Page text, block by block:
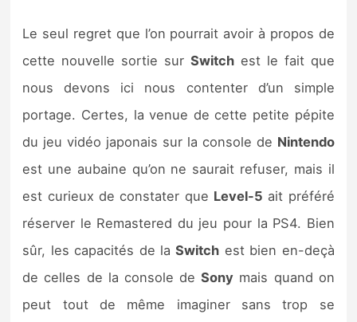
Le seul regret que l’on pourrait avoir à propos de
cette nouvelle sortie sur Switchest le fait que
nous devons ici nous contenter d’un simple
portage. Certes, la venue de cette petite pépite
du jeu vidéo japonais sur la console de Nintendo
est une aubaine qu’on ne saurait refuser, mais il
est curieux de constater que Level-5 ait préféré
réserver le Remastered du jeu pour la PS4. Bien
sûr, les capacités de laSwitch est bien en-deçà
de celles de la console deSony mais quand on
peut tout de même imaginer sans trop se